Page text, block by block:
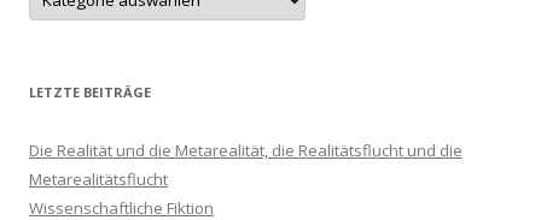
LETZTE BEITRÄGE
Die Realität und die Metarealität, die Realitätsflucht und die
Metarealitätsflucht
Wissenschaftliche Fiktion